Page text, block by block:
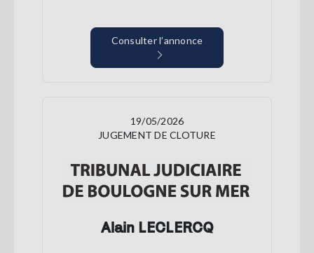
Consulter l’annonce
19/05/2026
JUGEMENT DE CLOTURE
Alain LECLERCQ